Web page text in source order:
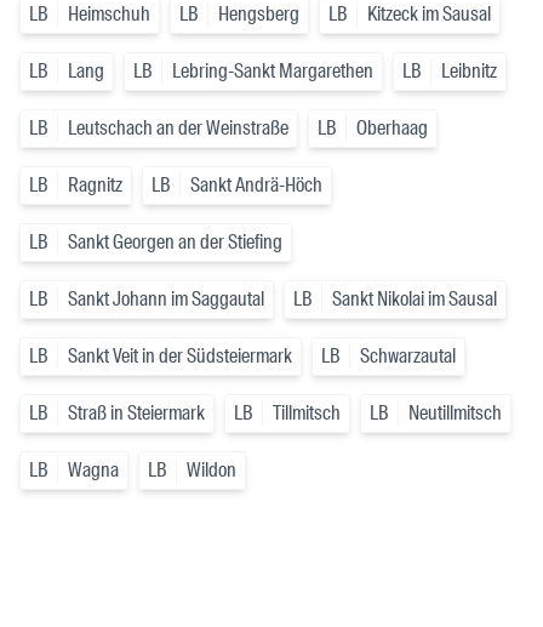
LB Heimschuh LB Hengsberg LB Kitzeck im Sausal
LB Lang LB Lebring-Sankt Margarethen LB Leibnitz
LB Leutschach an der Weinstraße LB Oberhaag
LB Ragnitz LB Sankt Andrä-Höch
LB Sankt Georgen an der Stiefing
LB Sankt Johann im Saggautal LB Sankt Nikolai im Sausal
LB Sankt Veit in der Südsteiermark LB Schwarzautal
LB Straß in Steiermark LB Tillmitsch LB Neutillmitsch
LB Wagna LB Wildon